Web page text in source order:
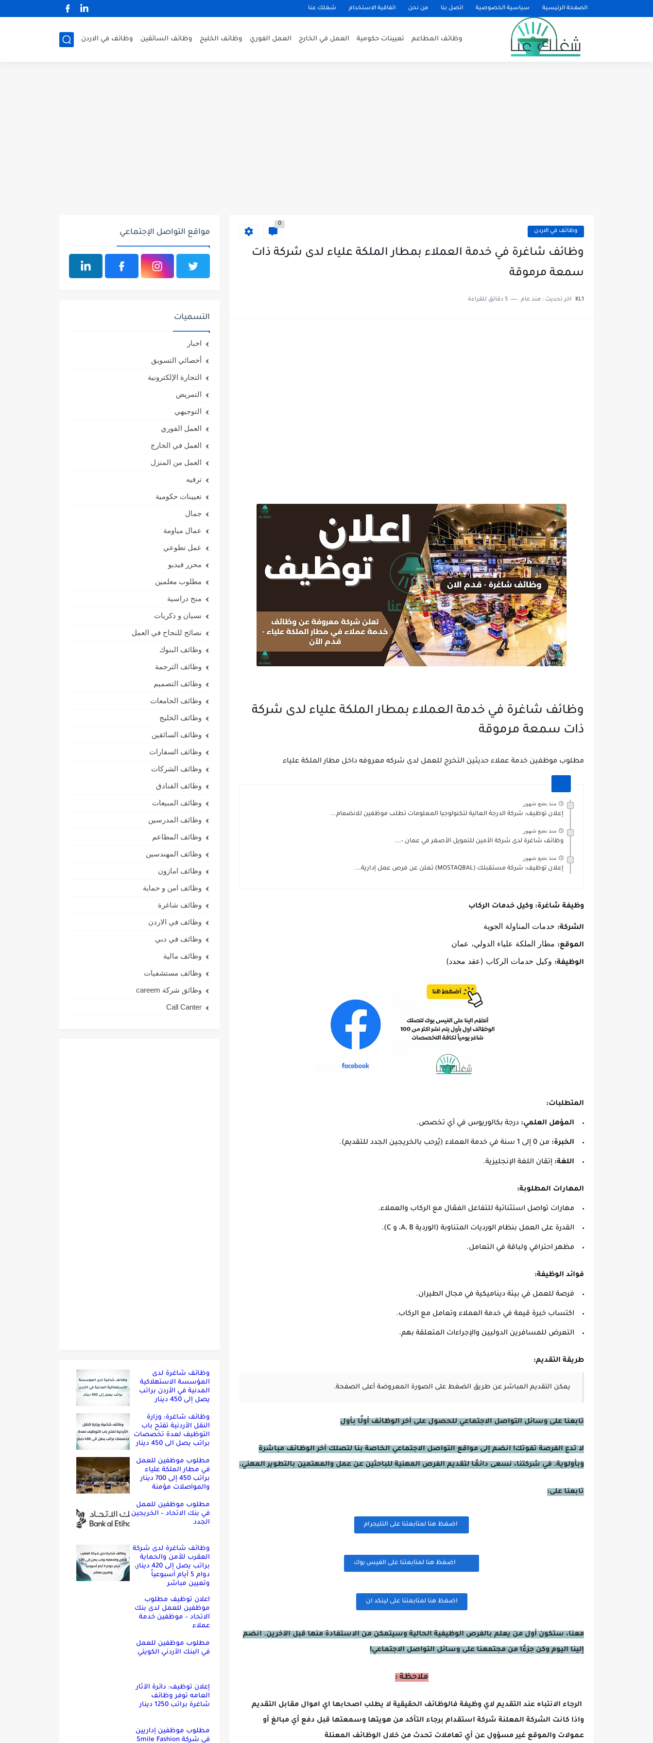
الصفحة الرئيسية سياسية الخصوصية اتصل بنا من نحن اتفاقية الاستخدام شغلك عنا
وظائف المطاعم تعيينات حكومية العمل في الخارج العمل الفوري وظائف الخليج وظائف السائقين وظائف في الاردن
وظائف في الاردن
0
وظائف شاغرة في خدمة العملاء بمطار الملكة علياء لدى شركة ذات
سمعة مرموقة
KL1 اخر تحديث : منذ عام 5 دقائق للقراءة
وظائف شاغرة في خدمة العملاء بمطار الملكة علياء لدى شركة
ذات سمعة مرموقة
مطلوب موظفين خدمة عملاء حديثين التخرج للعمل لدى شركه معروفه داخل مطار الملكة علياء
منذ بضع شهور
إعلان توظيف: شركة الدرجة العالية لتكنولوجيا المعلومات تطلب موظفين للانضمام...
منذ بضع شهور
وظائف شاغرة لدى شركة الأمين للتمويل الأصغر في عمان –...
منذ بضع شهور
إعلان توظيف: شركة مستقبلك (MOSTAQBAL) تعلن عن فرص عمل إدارية...
وظيفة شاغرة: وكيل خدمات الركاب
الشركة: خدمات المناولة الجوية
الموقع: مطار الملكة علياء الدولي، عمان
الوظيفة: وكيل خدمات الركاب (عقد محدد)
المتطلبات:
المؤهل العلمي: درجة بكالوريوس في أي تخصص.
الخبرة: من 0 إلى 1 سنة في خدمة العملاء (يُرحب بالخريجين الجدد للتقديم).
اللغة: إتقان اللغة الإنجليزية.
المهارات المطلوبة:
مهارات تواصل استثنائية للتفاعل الفعّال مع الركاب والعملاء.
القدرة على العمل بنظام الورديات المتناوبة (الوردية A، B، و C).
مظهر احترافي ولباقة في التعامل.
فوائد الوظيفة:
فرصة للعمل في بيئة ديناميكية في مجال الطيران.
اكتساب خبرة قيمة في خدمة العملاء وتعامل مع الركاب.
التعرض للمسافرين الدوليين والإجراءات المتعلقة بهم.
طريقة التقديم:
يمكن التقديم المباشر عن طريق الضغط على الصورة المعروضة أعلى الصفحة.
تابعنا على وسائل التواصل الاجتماعي للحصول على آخر الوظائف أولًا بأول
لا تدع الفرصة تفوتك! انضم إلى مواقع التواصل الاجتماعي الخاصة بنا لتصلك آخر الوظائف مباشرة
وبأولوية. في شركتنا، نسعى دائمًا لتقديم الفرص المهنية للباحثين عن عمل والمهتمين بالتطوير المهني.
تابعنا على:
اضغظ هنا لمتابعتنا على التليجرام
اضغظ هنا لمتابعتنا على الفيس بوك
اضغظ هنا لمتابعتنا على لينكد ان
معنا، ستكون أول من يعلم بالفرص الوظيفية الحالية وسيتمكن من الاستفادة منها قبل الآخرين. انضم
إلينا اليوم وكن جزءًا من مجتمعنا على وسائل التواصل الاجتماعي!
ملاحظة :
الرجاء الانتباه عند التقديم لاي وظيفة فالوظائف الحقيقية لا يطلب اصحابها اي اموال مقابل التقديم
واذا كانت الشركة المعلنة شركة استقدام برجاء التأكد من هويتها وسمعتها قبل دفع أي مبالغ أو
عمولات والموقع غير مسؤول عن أي تعاملات تحدث من خلال الوظائف المعنلة
مواقع التواصل الإجتماعي
التسميات
اخبار
أخصائي التسويق
التجارة الإلكترونية
التمريض
التوجيهي
العمل الفوري
العمل في الخارج
العمل من المنزل
ترفيه
تعيينات حكومية
جمال
عمال مياومة
عمل تطوعي
محرر فيديو
مطلوب معلمين
منح دراسية
نسيان و ذكريات
نصائح للنجاح في العمل
وظائف البنوك
وظائف الترجمة
وظائف التصميم
وظائف الجامعات
وظائف الخليج
وظائف السائقين
وظائف السفارات
وظائف الشركات
وظائف الفنادق
وظائف المبيعات
وظائف المدرسين
وظائف المطاعم
وظائف المهندسين
وظائف امازون
وظائف امن و حماية
وظائف شاغرة
وظائف في الاردن
وظائف في دبي
وظائف مالية
وظائف مستشفيات
وظائق شركة careem
Call Canter
وظائف شاغرة لدى
المؤسسة الاستهلاكية
المدنية في الأردن براتب
يصل إلى 450 دينار
وظائف شاغرة: وزارة
النقل الأردنية تفتح باب
التوظيف لعدة تخصصات
براتب يصل الى 450 دينار
مطلوب موظفين للعمل
في مطار الملكة علياء
براتب 450 إلى 700 دينار
والمواصلات مؤمنة
مطلوب موظفين للعمل
في بنك الاتحاد – الخريجين
الجدد
وظائف شاغرة لدى شركة
العقرب للأمن والحماية
براتب يصل إلى 420 دينار،
دوام 5 أيام أسبوعياً
وتعيين مباشر
اعلان توظيف مطلوب
موظفين للعمل لدى بنك
الاتحاد – موظفين خدمة
عملاء
مطلوب موظفين للعمل
في البنك الأردني الكويتي
إعلان توظيف: دائرة الآثار
العامه توفر وظائف
شاغرة براتب 1250 دينار
مطلوب موظفين إداريين
في شركة Smile Fashion